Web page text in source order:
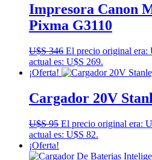
Impresora Canon
Pixma G3110
U$S346 El precio original era:
actual es: U$S 269.
¡Oferta!
Cargador 20V
U$S95 El precio original era:
actual es: U$S 82.
¡Oferta!